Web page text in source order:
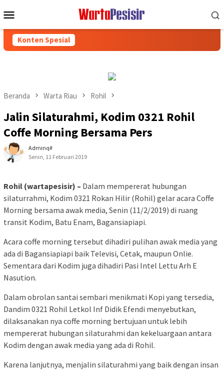
ke
Mobile
Konten Spesial
Beranda Warta Riau Rohil
Jalin Silaturahmi, Kodim 0321 Rohil
Coffe Morning Bersama Pers
Adminq#
Senin, 11 Februari 2019
Rohil (wartapesisir) – Dalam mempererat hubungan
silaturrahmi, Kodim 0321 Rokan Hilir (Rohil) gelar acara Coffe
Morning bersama awak media, Senin (11/2/2019) di ruang
transit Kodim, Batu Enam, Bagansiapiapi.
Acara coffe morning tersebut dihadiri pulihan awak media yang
ada di Bagansiapiapi baik Televisi, Cetak, maupun Onlie.
Sementara dari Kodim juga dihadiri Pasi Intel Lettu Arh E
Nasution.
Dalam obrolan santai sembari menikmati Kopi yang tersedia,
Dandim 0321 Rohil Letkol Inf Didik Efendi menyebutkan,
dilaksanakan nya coffe morning bertujuan untuk lebih
mempererat hubungan silaturahmi dan kekeluargaan antara
Kodim dengan awak media yang ada di Rohil.
Karena lanjutnya, menjalin silaturahmi yang baik dengan insan